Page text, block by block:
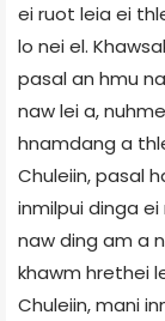
ei ruot leia ei
lo nei el.
pasal an hmu
naw lei a,
hnamdang a
Chuleiin, pasal
inmilpui dinga
naw ding am a
khawm hrethei
Chuleiin, mani